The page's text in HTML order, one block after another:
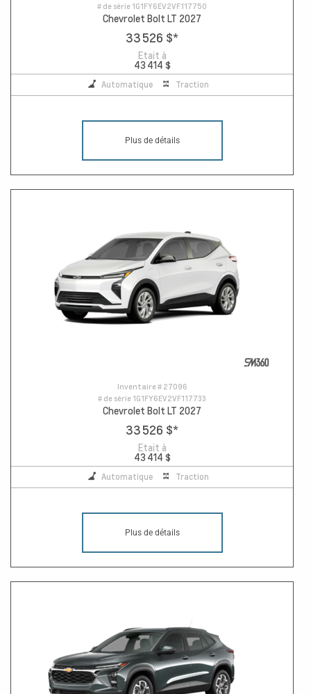
# de série 1G1FY6EV2VF117750
Chevrolet Bolt LT 2027
33 526 $*
Etait à
43 414 $
Automatique Traction
Plus de détails
Inventaire # 27096
# de série 1G1FY6EV2VF117733
Chevrolet Bolt LT 2027
33 526 $*
Etait à
43 414 $
Automatique Traction
Plus de détails